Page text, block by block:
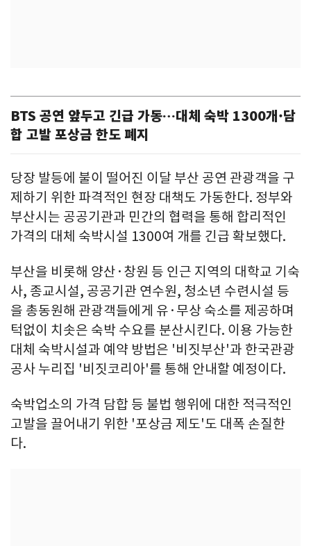
BTS 공연 앞두고 긴급 가동…대체 숙박 1300개·담
합 고발 포상금 한도 폐지
당장 발등에 불이 떨어진 이달 부산 공연 관광객을 구
제하기 위한 파격적인 현장 대책도 가동한다. 정부와
부산시는 공공기관과 민간의 협력을 통해 합리적인
가격의 대체 숙박시설 1300여 개를 긴급 확보했다.
부산을 비롯해 양산·창원 등 인근 지역의 대학교 기숙
사, 종교시설, 공공기관 연수원, 청소년 수련시설 등
을 총동원해 관광객들에게 유·무상 숙소를 제공하며
턱없이 치솟은 숙박 수요를 분산시킨다. 이용 가능한
대체 숙박시설과 예약 방법은 '비짓부산'과 한국관광
공사 누리집 '비짓코리아'를 통해 안내할 예정이다.
숙박업소의 가격 담합 등 불법 행위에 대한 적극적인
고발을 끌어내기 위한 '포상금 제도'도 대폭 손질한
다.